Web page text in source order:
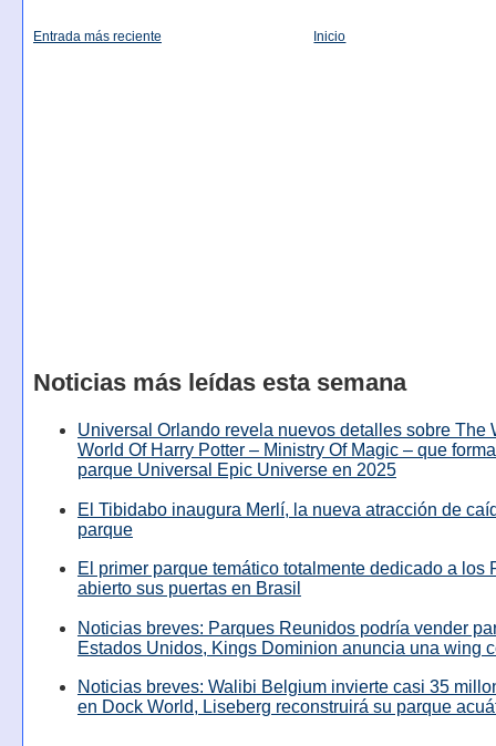
Entrada más reciente Inicio
Noticias más leídas esta semana
Universal Orlando revela nuevos detalles sobre The
World Of Harry Potter – Ministry Of Magic – que
parque Universal Epic Universe en 2025
El Tibidabo inaugura Merlí, la nueva atracción de
parque
El primer parque temático totalmente dedicado a los
abierto sus puertas en Brasil
Noticias breves: Parques Reunidos podría vender
Estados Unidos, Kings Dominion anuncia una wing
Noticias breves: Walibi Belgium invierte casi 35
en Dock World, Liseberg reconstruirá su parque